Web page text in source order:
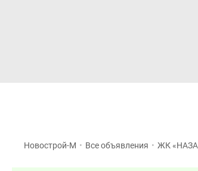
Новострой-М • Все объявления • ЖК